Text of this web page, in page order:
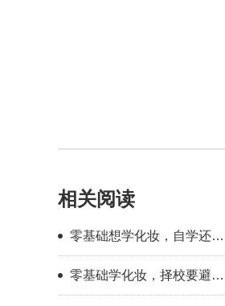
相关阅读
零基础想学化妆，自学还是
找学校？过来人分享择校心
得
零基础学化妆，择校要避开
哪些误区？